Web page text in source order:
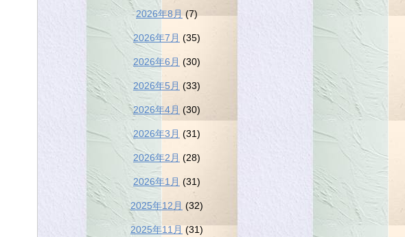
2026年8月 (7)
2026年7月 (35)
2026年6月 (30)
2026年5月 (33)
2026年4月 (30)
2026年3月 (31)
2026年2月 (28)
2026年1月 (31)
2025年12月 (32)
2025年11月 (31)